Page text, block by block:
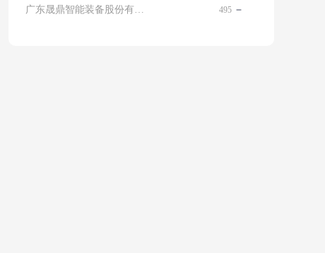
广东晟鼎智能装备股份有限公司 495